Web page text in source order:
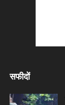
सफीदों